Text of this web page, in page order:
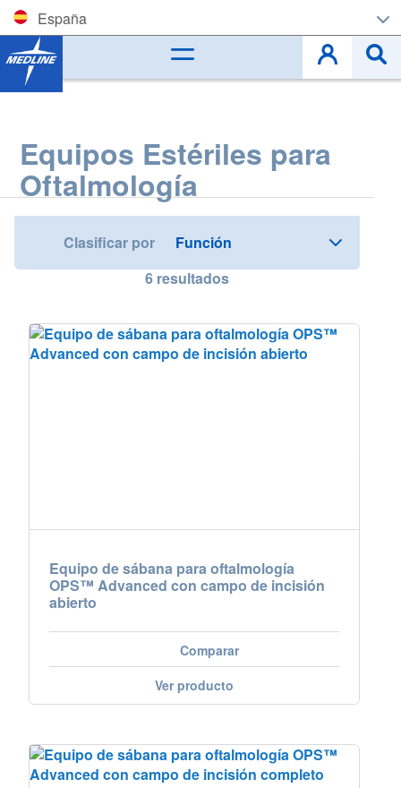
España
Corporate (EN)
Belgique (FR)
Czech
Deutschland
España
Ireland
Slovenská republika
Schweiz (DE)
Equipos Estériles para
Oftalmología
Clasificar por
6 resultados
Equipo de sábana para oftalmología
OPS™ Advanced con campo de incisión
abierto
Comparar
Ver producto